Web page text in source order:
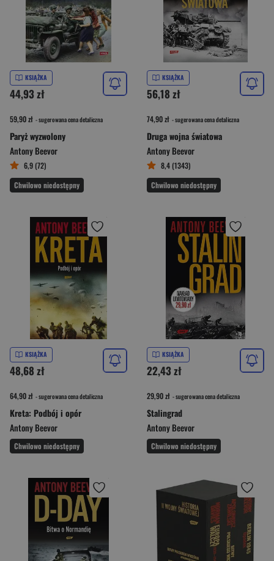
KSIĄŻKA
44,93 zł
59,90 zł - sugerowana cena detaliczna
Paryż wyzwolony
Antony Beevor
6,9 (72)
Chwilowo niedostępny
KSIĄŻKA
56,18 zł
74,90 zł - sugerowana cena detaliczna
Druga wojna światowa
Antony Beevor
8,4 (1343)
Chwilowo niedostępny
KSIĄŻKA
48,68 zł
64,90 zł - sugerowana cena detaliczna
Kreta: Podbój i opór
Antony Beevor
Chwilowo niedostępny
KSIĄŻKA
22,43 zł
29,90 zł - sugerowana cena detaliczna
Stalingrad
Antony Beevor
Chwilowo niedostępny